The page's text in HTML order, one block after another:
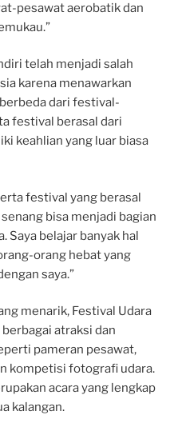
pesawat aerobatik dan
telah menjadi salah
karena menawarkan
dari festival-
festival berasal dari
keahlian yang luar biasa
festival yang berasal
bisa menjadi bagian
Saya belajar banyak hal
orang hebat yang
saya.”
menarik, Festival Udara
atraksi dan
pameran pesawat,
kompetisi fotografi udara.
acara yang lengkap
kalangan.